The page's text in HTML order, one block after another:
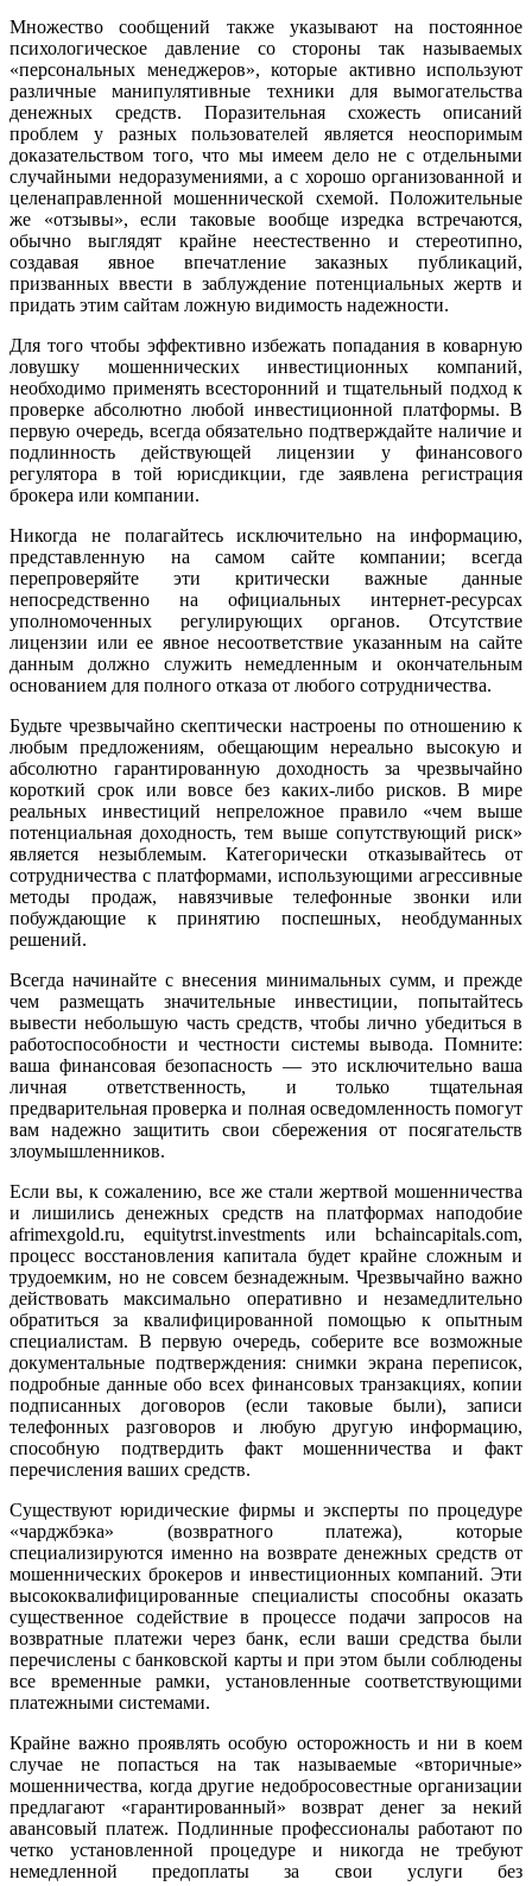
Множество сообщений также указывают на постоянное
психологическое давление со стороны так называемых
«персональных менеджеров», которые активно используют
различные манипулятивные техники для вымогательства
денежных средств. Поразительная схожесть описаний
проблем у разных пользователей является неоспоримым
доказательством того, что мы имеем дело не с отдельными
случайными недоразумениями, а с хорошо организованной и
целенаправленной мошеннической схемой. Положительные
же «отзывы», если таковые вообще изредка встречаются,
обычно выглядят крайне неестественно и стереотипно,
создавая явное впечатление заказных публикаций,
призванных ввести в заблуждение потенциальных жертв и
придать этим сайтам ложную видимость надежности.
Для того чтобы эффективно избежать попадания в коварную
ловушку мошеннических инвестиционных компаний,
необходимо применять всесторонний и тщательный подход к
проверке абсолютно любой инвестиционной платформы. В
первую очередь, всегда обязательно подтверждайте наличие и
подлинность действующей лицензии у финансового
регулятора в той юрисдикции, где заявлена регистрация
брокера или компании.
Никогда не полагайтесь исключительно на информацию,
представленную на самом сайте компании; всегда
перепроверяйте эти критически важные данные
непосредственно на официальных интернет-ресурсах
уполномоченных регулирующих органов. Отсутствие
лицензии или ее явное несоответствие указанным на сайте
данным должно служить немедленным и окончательным
основанием для полного отказа от любого сотрудничества.
Будьте чрезвычайно скептически настроены по отношению к
любым предложениям, обещающим нереально высокую и
абсолютно гарантированную доходность за чрезвычайно
короткий срок или вовсе без каких-либо рисков. В мире
реальных инвестиций непреложное правило «чем выше
потенциальная доходность, тем выше сопутствующий риск»
является незыблемым. Категорически отказывайтесь от
сотрудничества с платформами, использующими агрессивные
методы продаж, навязчивые телефонные звонки или
побуждающие к принятию поспешных, необдуманных
решений.
Всегда начинайте с внесения минимальных сумм, и прежде
чем размещать значительные инвестиции, попытайтесь
вывести небольшую часть средств, чтобы лично убедиться в
работоспособности и честности системы вывода. Помните:
ваша финансовая безопасность — это исключительно ваша
личная ответственность, и только тщательная
предварительная проверка и полная осведомленность помогут
вам надежно защитить свои сбережения от посягательств
злоумышленников.
Если вы, к сожалению, все же стали жертвой мошенничества
и лишились денежных средств на платформах наподобие
afrimexgold.ru, equitytrst.investments или bchaincapitals.com,
процесс восстановления капитала будет крайне сложным и
трудоемким, но не совсем безнадежным. Чрезвычайно важно
действовать максимально оперативно и незамедлительно
обратиться за квалифицированной помощью к опытным
специалистам. В первую очередь, соберите все возможные
документальные подтверждения: снимки экрана переписок,
подробные данные обо всех финансовых транзакциях, копии
подписанных договоров (если таковые были), записи
телефонных разговоров и любую другую информацию,
способную подтвердить факт мошенничества и факт
перечисления ваших средств.
Существуют юридические фирмы и эксперты по процедуре
«чарджбэка» (возвратного платежа), которые
специализируются именно на возврате денежных средств от
мошеннических брокеров и инвестиционных компаний. Эти
высококвалифицированные специалисты способны оказать
существенное содействие в процессе подачи запросов на
возвратные платежи через банк, если ваши средства были
перечислены с банковской карты и при этом были соблюдены
все временные рамки, установленные соответствующими
платежными системами.
Крайне важно проявлять особую осторожность и ни в коем
случае не попасться на так называемые «вторичные»
мошенничества, когда другие недобросовестные организации
предлагают «гарантированный» возврат денег за некий
авансовый платеж. Подлинные профессионалы работают по
четко установленной процедуре и никогда не требуют
немедленной предоплаты за свои услуги без